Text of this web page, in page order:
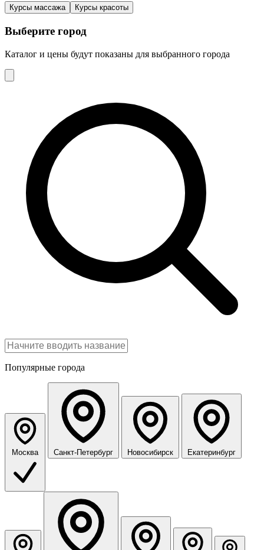
Курсы массажа Курсы красоты
Выберите город
Каталог и цены будут показаны для выбранного города
Популярные города
Москва Санкт-Петербург Новосибирск Екатеринбург